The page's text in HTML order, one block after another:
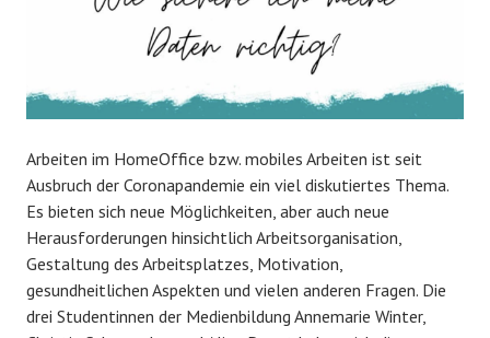
Arbeiten im HomeOffice bzw. mobiles Arbeiten ist seit
Ausbruch der Coronapandemie ein viel diskutiertes Thema.
Es bieten sich neue Möglichkeiten, aber auch neue
Herausforderungen hinsichtlich Arbeitsorganisation,
Gestaltung des Arbeitsplatzes, Motivation,
gesundheitlichen Aspekten und vielen anderen Fragen. Die
drei Studentinnen der Medienbildung Annemarie Winter,